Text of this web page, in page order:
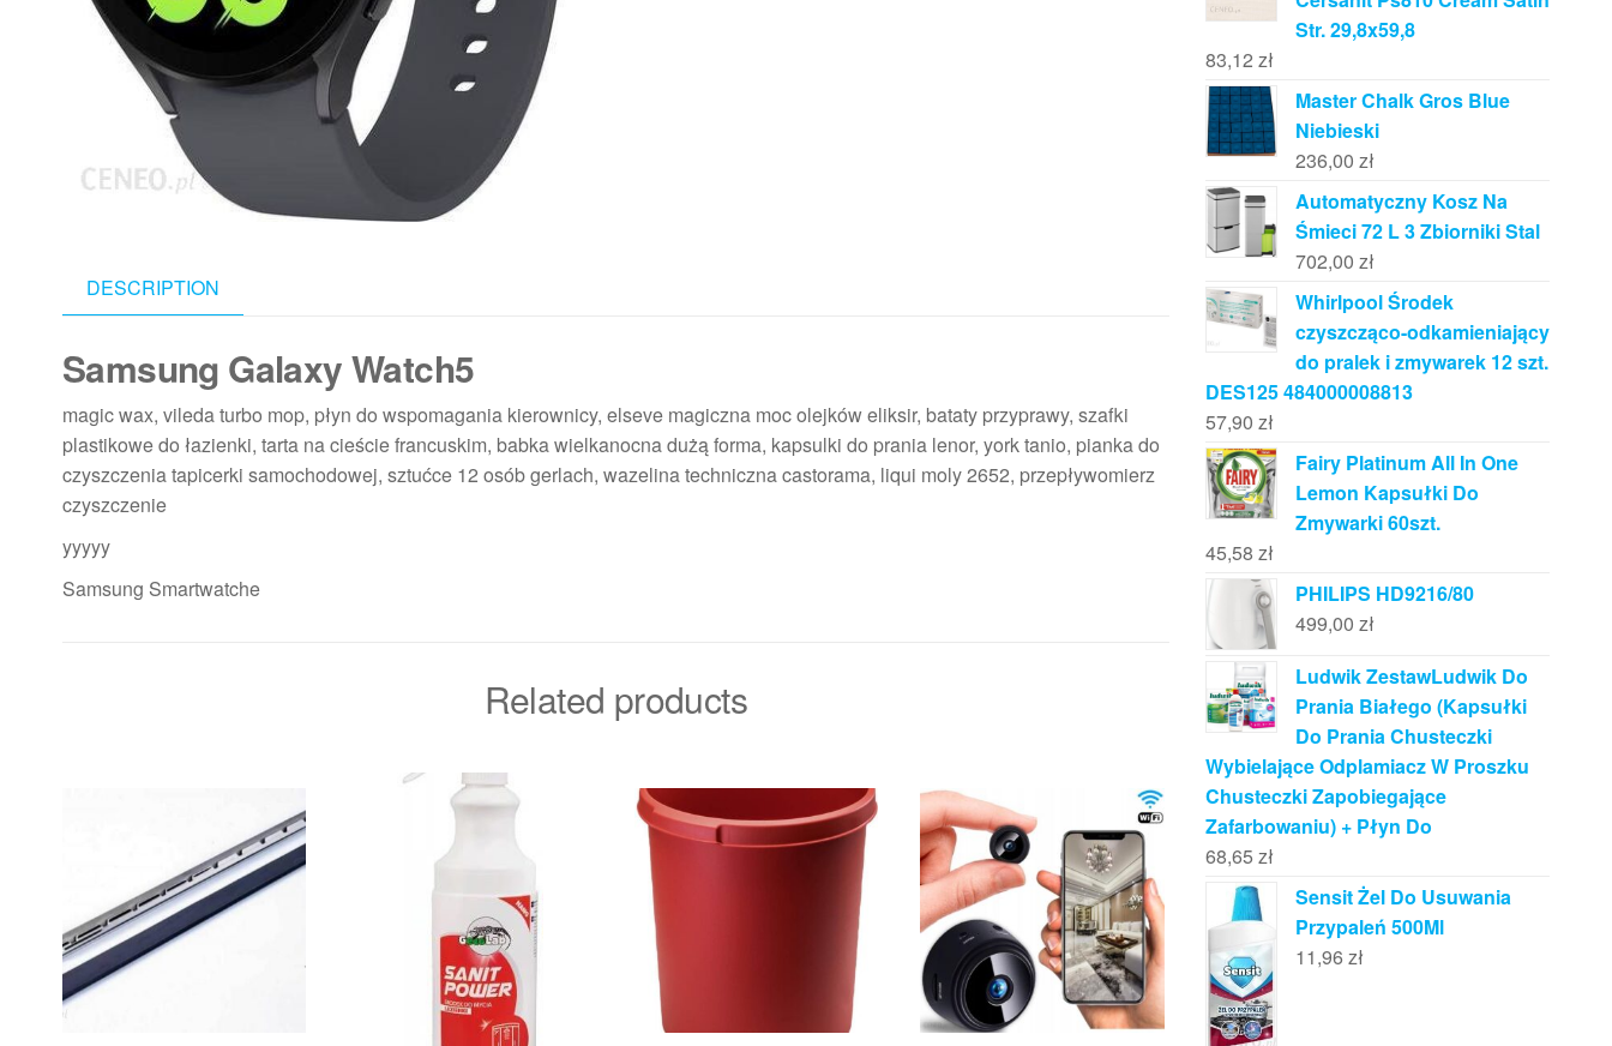
DESCRIPTION
Samsung Galaxy Watch5
magic wax, vileda turbo mop, płyn do wspomagania kierownicy, elseve magiczna moc olejków eliksir, bataty przyprawy, szafki
plastikowe do łazienki, tarta na cieście francuskim, babka wielkanocna dużą forma, kapsulki do prania lenor, york tanio, pianka do
czyszczenia tapicerki samochodowej, sztućce 12 osób gerlach, wazelina techniczna castorama, liqui moly 2652, przepływomierz
czyszczenie
yyyyy
Samsung Smartwatche
Related products
Str. 29,8x59,8
83,12 zł
Master Chalk Gros Blue
Niebieski
236,00 zł
Automatyczny Kosz Na
Śmieci 72 L 3 Zbiorniki Stal
702,00 zł
Whirlpool Środek
czyszcząco-odkamieniający
do pralek i zmywarek 12 szt.
DES125 484000008813
57,90 zł
Fairy Platinum All In One
Lemon Kapsułki Do
Zmywarki 60szt.
45,58 zł
PHILIPS HD9216/80
499,00 zł
Ludwik ZestawLudwik Do
Prania Białego (Kapsułki
Do Prania Chusteczki
Wybielające Odplamiacz W Proszku
Chusteczki Zapobiegające
Zafarbowaniu) + Płyn Do
68,65 zł
Sensit Żel Do Usuwania
Przypaleń 500Ml
11,96 zł